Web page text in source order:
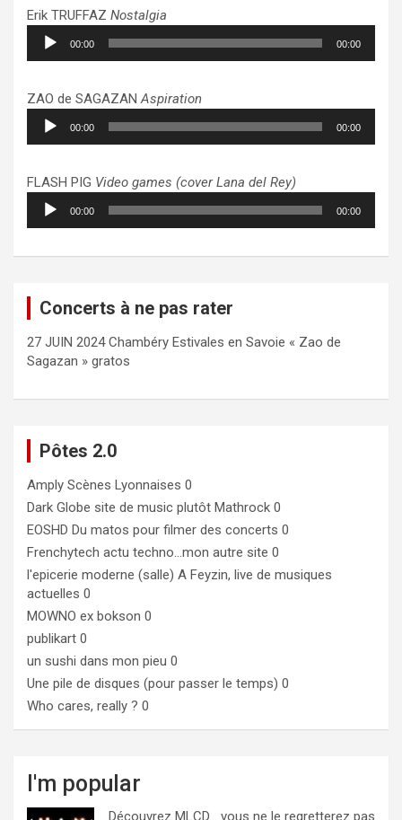
Erik TRUFFAZ Nostalgia
Lecteur
audio
00:00 00:00
ZAO de SAGAZANAspiration
Lecteur
audio
00:00 00:00
FLASH PIG Video games (cover Lana del Rey)
Lecteur
audio
00:00 00:00
Concerts à ne pas rater
27 JUIN 2024 Chambéry Estivales en Savoie « Zao de
Sagazan » gratos
Pôtes 2.0
Amply Scènes Lyonnaises 0
Dark Globe site de music plutôt Mathrock 0
EOSHD Du matos pour filmer des concerts 0
Frenchytech actu techno…mon autre site 0
l'epicerie moderne (salle) A Feyzin, live de musiques
actuelles 0
MOWNO ex bokson 0
publikart 0
un sushi dans mon pieu 0
Une pile de disques (pour passer le temps) 0
Who cares, really ? 0
I'm popular
Découvrez MLCD… vous ne le regretterez pas